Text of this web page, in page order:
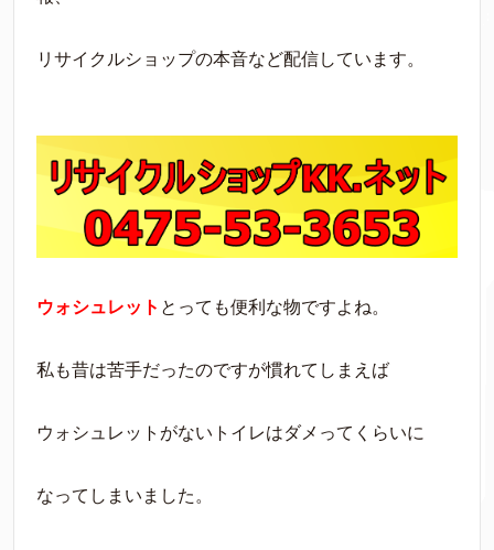
リサイクルショップの本音など配信しています。
ウォシュレット とっても便利な物ですよね。
私も昔は苦手だったのですが慣れてしまえば
ウォシュレットがないトイレはダメってくらいに
なってしまいました。